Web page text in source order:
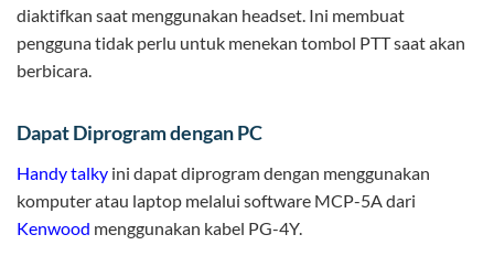
diaktifkan saat menggunakan headset. Ini membuat
pengguna tidak perlu untuk menekan tombol PTT saat akan
berbicara.
Dapat Diprogram dengan PC
Handy talky ini dapat diprogram dengan menggunakan
komputer atau laptop melalui software MCP-5A dari
Kenwood menggunakan kabel PG-4Y.